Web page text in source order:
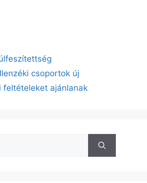
csoportok új
feltételeket ajánlanak